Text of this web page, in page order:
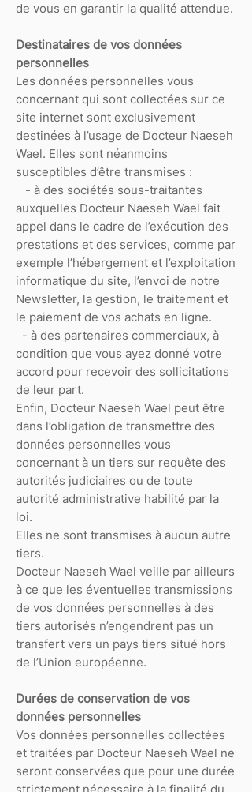
de vous en garantir la qualité attendue.
Destinataires de vos données
personnelles
Les données personnelles vous
concernant qui sont collectées sur ce
site internet sont exclusivement
destinées à l’usage de Docteur Naeseh
Wael. Elles sont néanmoins
susceptibles d’être transmises :
- à des sociétés sous-traitantes
auxquelles Docteur Naeseh Wael fait
appel dans le cadre de l’exécution des
prestations et des services, comme par
exemple l’hébergement et l’exploitation
informatique du site, l’envoi de notre
Newsletter, la gestion, le traitement et
le paiement de vos achats en ligne.
- à des partenaires commerciaux, à
condition que vous ayez donné votre
accord pour recevoir des sollicitations
de leur part.
Enfin, Docteur Naeseh Wael peut être
dans l’obligation de transmettre des
données personnelles vous
concernant à un tiers sur requête des
autorités judiciaires ou de toute
autorité administrative habilité par la
loi.
Elles ne sont transmises à aucun autre
tiers.
Docteur Naeseh Wael veille par ailleurs
à ce que les éventuelles transmissions
de vos données personnelles à des
tiers autorisés n’engendrent pas un
transfert vers un pays tiers situé hors
de l’Union européenne.
Durées de conservation de vos
données personnelles
Vos données personnelles collectées
et traitées par Docteur Naeseh Wael ne
seront conservées que pour une durée